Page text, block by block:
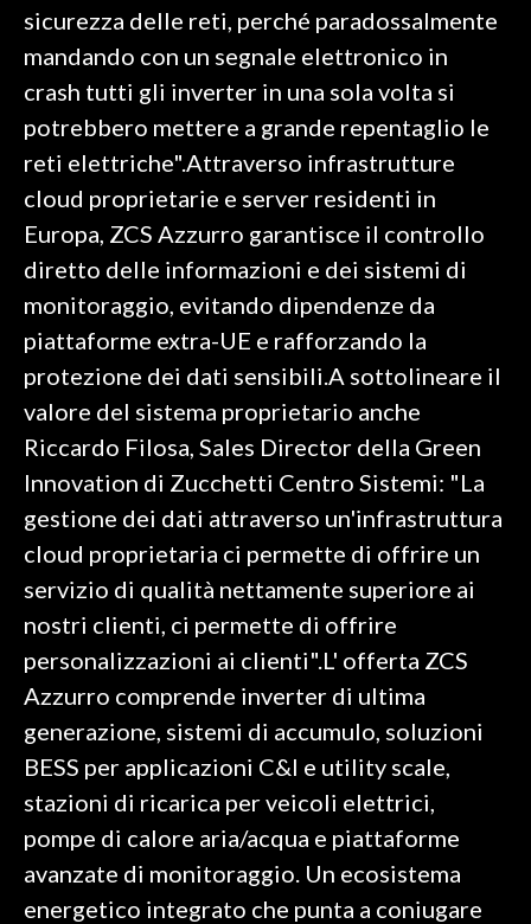
STORE
sicurezza delle reti, perché paradossalmente
mandando con un segnale elettronico in
crash tutti gli inverter in una sola volta si
potrebbero mettere a grande repentaglio le
reti elettriche".Attraverso infrastrutture
cloud proprietarie e server residenti in
Europa, ZCS Azzurro garantisce il controllo
diretto delle informazioni e dei sistemi di
monitoraggio, evitando dipendenze da
piattaforme extra-UE e rafforzando la
protezione dei dati sensibili.A sottolineare il
valore del sistema proprietario anche
Riccardo Filosa, Sales Director della Green
Innovation di Zucchetti Centro Sistemi: "La
gestione dei dati attraverso un'infrastruttura
cloud proprietaria ci permette di offrire un
servizio di qualità nettamente superiore ai
nostri clienti, ci permette di offrire
personalizzazioni ai clienti".L' offerta ZCS
Azzurro comprende inverter di ultima
generazione, sistemi di accumulo, soluzioni
BESS per applicazioni C&I e utility scale,
stazioni di ricarica per veicoli elettrici,
pompe di calore aria/acqua e piattaforme
avanzate di monitoraggio. Un ecosistema
energetico integrato che punta a coniugare